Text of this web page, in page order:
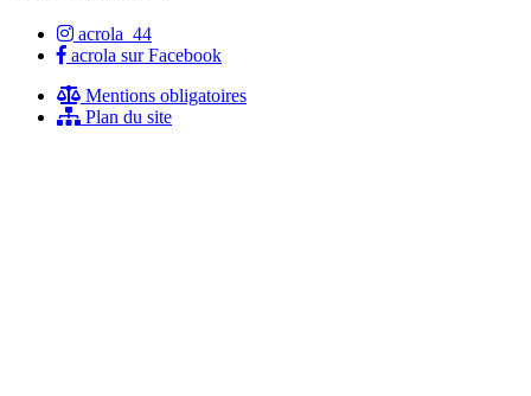
acrola_44
acrola sur Facebook
Mentions obligatoires
Plan du site